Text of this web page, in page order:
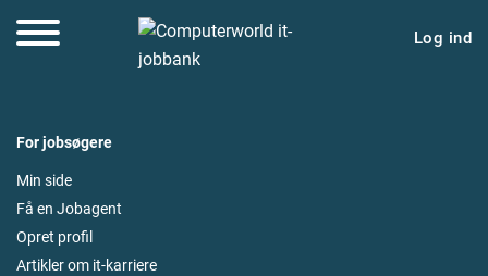
Log ind
For jobsøgere
Min side
Få en Jobagent
Opret profil
Artikler om it-karriere